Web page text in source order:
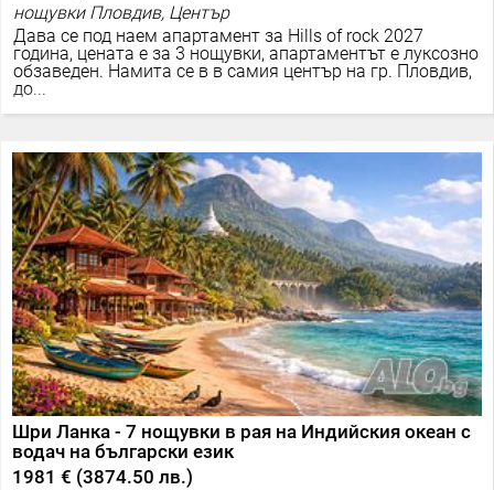
нощувки Пловдив, Център
Дава се под наем апартамент за Hills of rock 2027
година, цената е за 3 нощувки, апартаментът е луксозно
обзаведен. Намита се в в самия център на гр. Пловдив,
до...
Шри Ланка - 7 нощувки в рая на Индийския океан с
водач на български език
1981 € (3874.50 лв.)